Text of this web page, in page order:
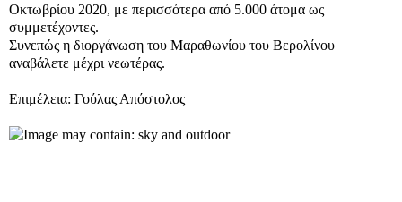
Οκτωβρίου 2020, με περισσότερα από 5.000 άτομα ως
συμμετέχοντες.
Συνεπώς η διοργάνωση του Μαραθωνίου του Βερολίνου
αναβάλετε μέχρι νεωτέρας.
Επιμέλεια: Γούλας Απόστολος